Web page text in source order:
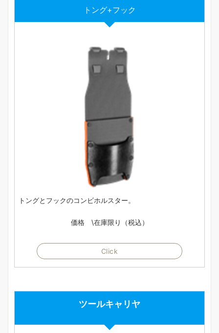
トング+フック
トングとフックのコンビホルスター。
価格 \在庫限り（税込）
Click
ツールキャリヤ